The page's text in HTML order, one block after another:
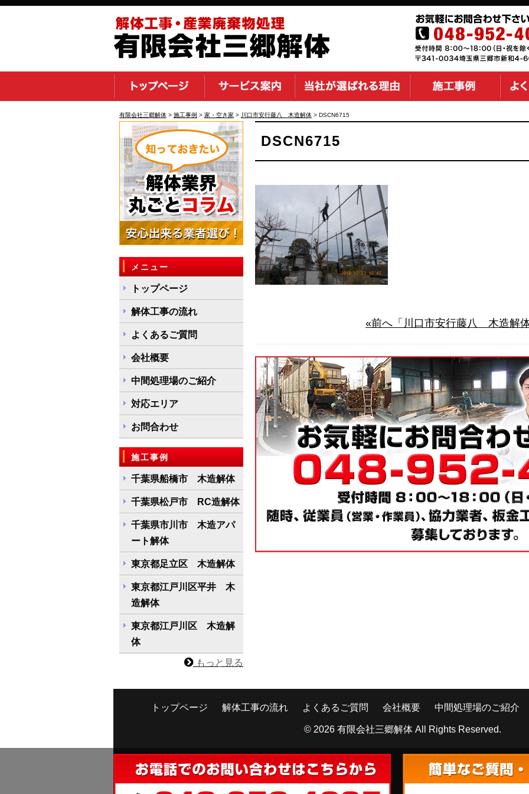
有限会社三郷解体 > 施工事例 > 家・空き家 > 川口市安行藤八 木造解体 > DSCN6715
DSCN6715
«前へ「川口市安行藤八 木造解
メニュー
トップページ
解体工事の流れ
よくあるご質問
会社概要
中間処理場のご紹介
対応エリア
お問合わせ
施工事例
千葉県船橋市 木造解体
千葉県松戸市 RC造解体
千葉県市川市 木造アパ
ート解体
東京都足立区 木造解体
東京都江戸川区平井 木
造解体
東京都江戸川区 木造解
体
もっと見る
トップページ 解体工事の流れ よくあるご質問 会社概要 中間処理場のご紹介
© 2026 有限会社三郷解体 All Rights Reserved.